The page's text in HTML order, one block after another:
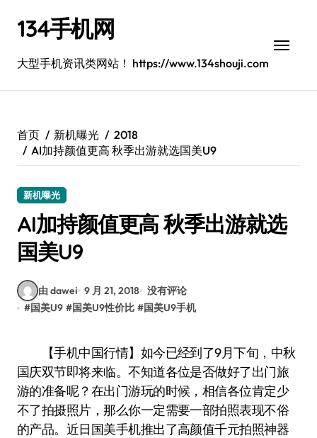
134手机网
大型手机资讯类网站！ https://www.134shouji.com
首页 新机曝光
2018
AI加持颜值更高 秋季出游就选国美U9
新机曝光
AI加持颜值更高 秋季出游就选
国美U9
由 dawei 9 月 21, 2018 没有评论
#国美U9 #国美U9性价比 #国美U9手机
【手机中国行情】如今已经到了9月下旬，中秋
国庆双节即将来临。不知道各位是否做好了出门旅
游的准备呢？在出门游玩的时候，相信各位肯定少
不了拍摄照片，那么你一定需要一部拍照表现不俗
的产品。近日国美手机推出了高颜值千元拍照神器